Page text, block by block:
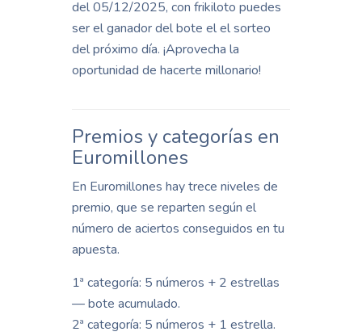
del 05/12/2025, con frikiloto puedes
ser el ganador del bote el el sorteo
del próximo día. ¡Aprovecha la
oportunidad de hacerte millonario!
Premios y categorías en
Euromillones
En Euromillones hay trece niveles de
premio, que se reparten según el
número de aciertos conseguidos en tu
apuesta.
1ª categoría: 5 números + 2 estrellas
— bote acumulado.
2ª categoría: 5 números + 1 estrella.